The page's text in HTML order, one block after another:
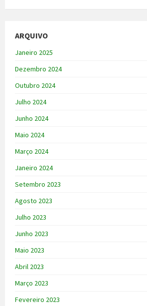
ARQUIVO
Janeiro 2025
Dezembro 2024
Outubro 2024
Julho 2024
Junho 2024
Maio 2024
Março 2024
Janeiro 2024
Setembro 2023
Agosto 2023
Julho 2023
Junho 2023
Maio 2023
Abril 2023
Março 2023
Fevereiro 2023